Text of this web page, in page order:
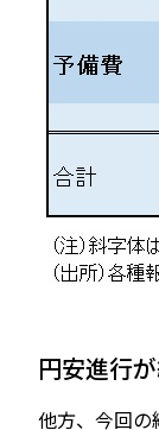
円安進行
他方、今回の